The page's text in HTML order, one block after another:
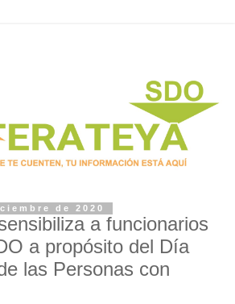
de 2020
a funcionarios
a propósito del Día
las Personas con